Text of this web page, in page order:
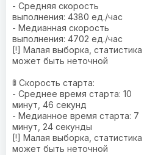
- Средняя скорость
выполнения: 4380 ед./час
- Медианная скорость
выполнения: 4702 ед./час
[!] Малая выборка, статистика
может быть неточной
🚦 Скорость старта:
- Среднее время старта: 10
минут, 46 секунд
- Медианное время старта: 7
минут, 24 секунды
[!] Малая выборка, статистика
может быть неточной